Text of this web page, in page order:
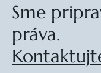
Sme
práva.